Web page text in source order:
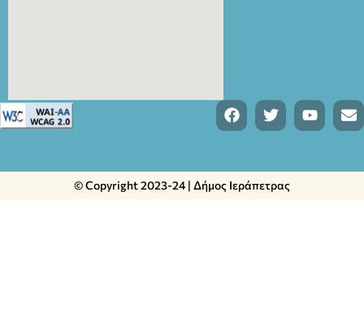
© Copyright 2023-24 | Δήμος Ιεράπετρας